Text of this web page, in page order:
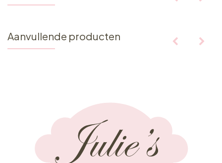
Aanvullende producten